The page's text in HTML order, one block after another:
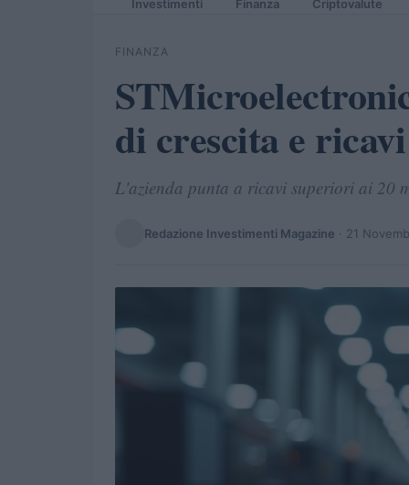
Investimenti Finanza Criptovalute
FINANZA
di crescita e
L'azienda punta a ricavi superiori ai 20
Redazione Investimenti Magazine · 21